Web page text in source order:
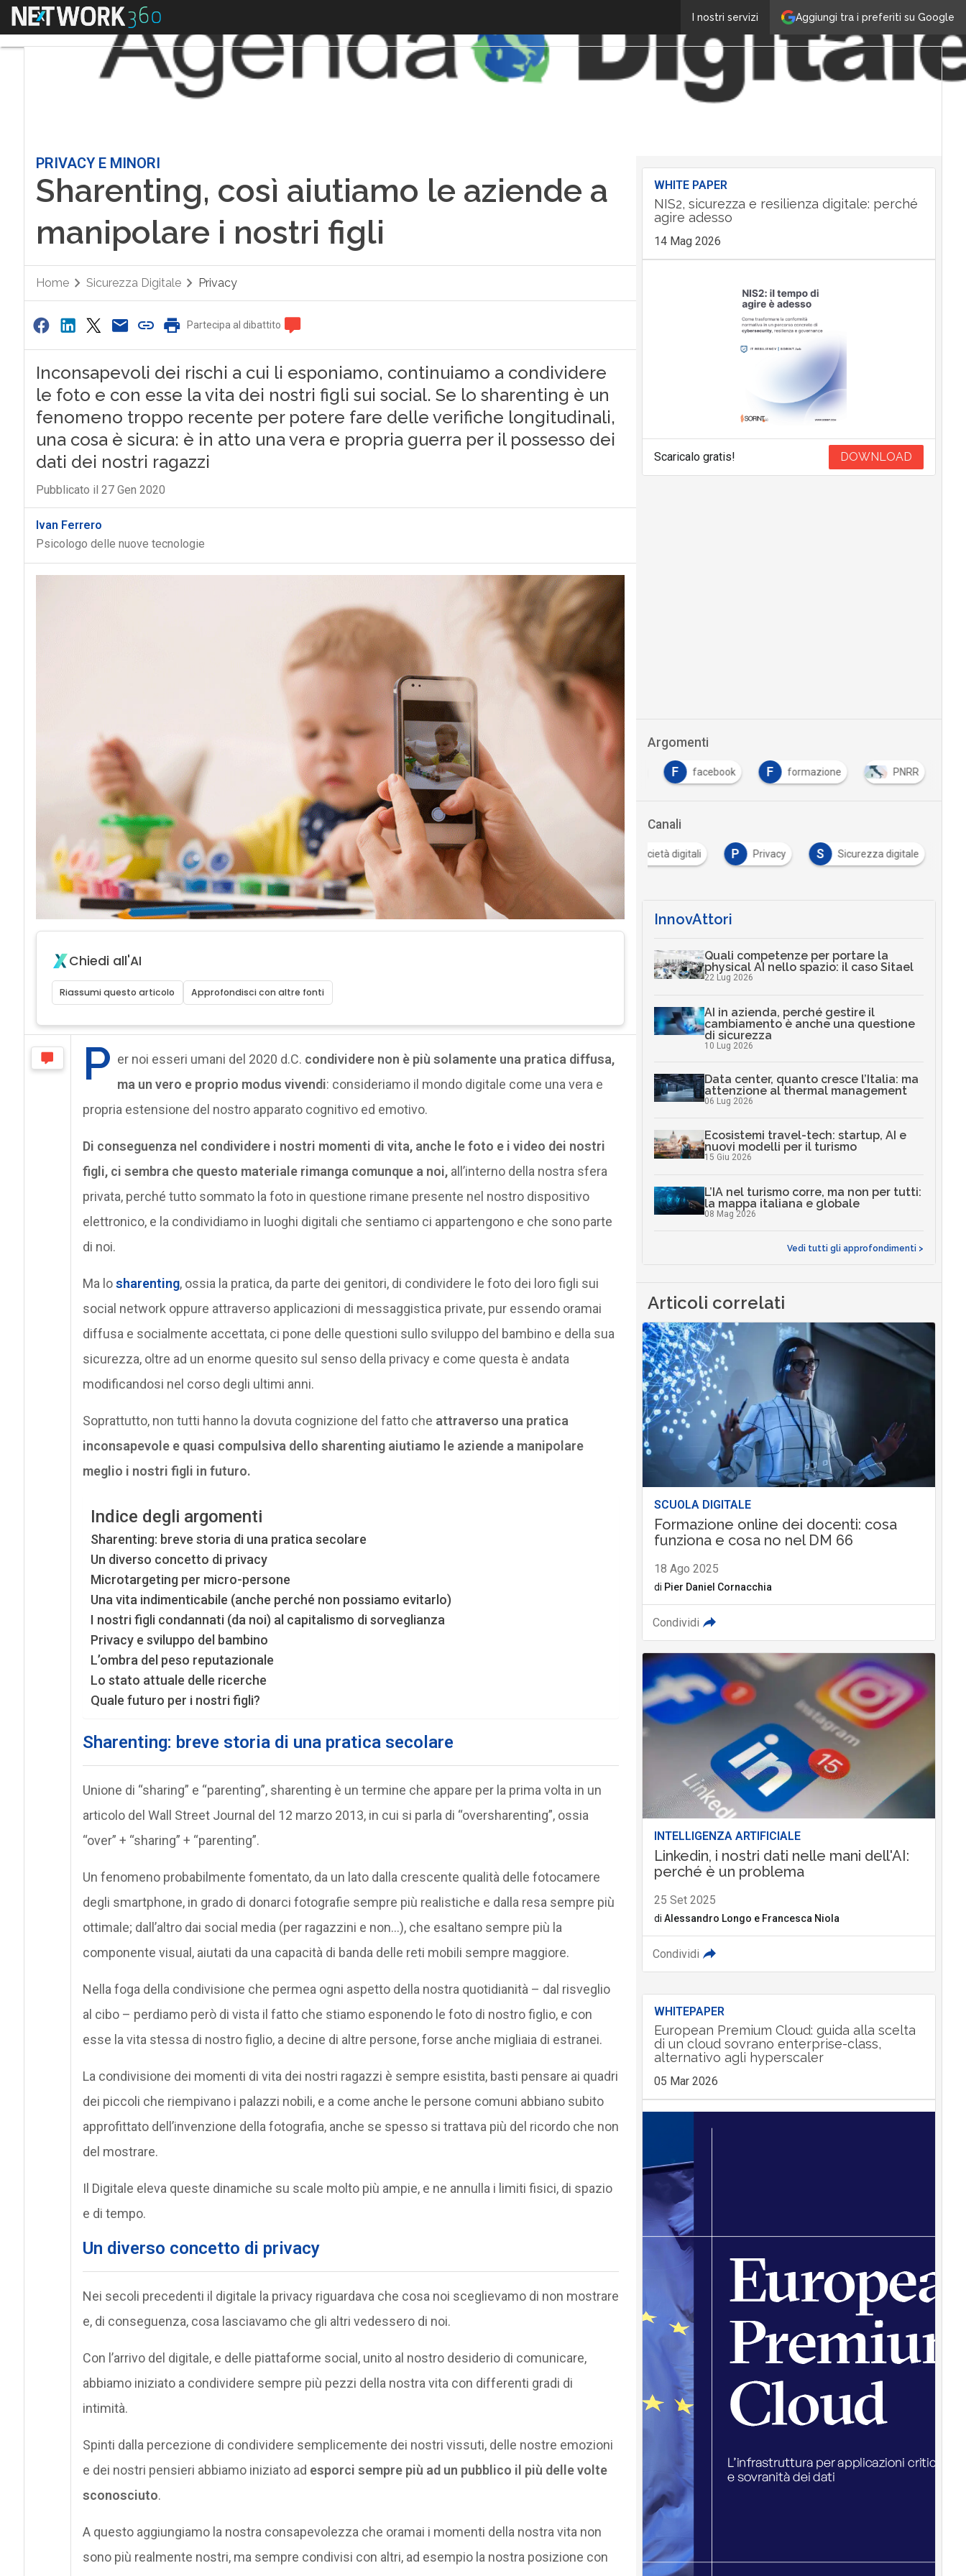
Aggiungi tra i preferiti su Google
I nostri servizi
Menu
PRIVACY E MINORI
Sharenting, così aiutiamo le aziende a
manipolare i nostri figli
Home Sicurezza Digitale Privacy
Partecipa al dibattito
Inconsapevoli dei rischi a cui li esponiamo, continuiamo a condividere
le foto e con esse la vita dei nostri figli sui social. Se lo sharenting è un
fenomeno troppo recente per potere fare delle verifiche longitudinali,
una cosa è sicura: è in atto una vera e propria guerra per il possesso dei
dati dei nostri ragazzi
Pubblicato il 27 Gen 2020
Ivan Ferrero
Psicologo delle nuove tecnologie
Chiedi all'AI
Riassumi questo articolo Approfondisci con altre fonti
P er noi esseri umani del 2020 d.C. condividere non è più solamente una pratica diffusa,
ma un vero e proprio modus vivendi: consideriamo il mondo digitale come una vera e
propria estensione del nostro apparato cognitivo ed emotivo.
Di conseguenza nel condividere i nostri momenti di vita, anche le foto e i video dei nostri
figli, ci sembra che questo materiale rimanga comunque a noi,all’interno della nostra sfera
privata, perché tutto sommato la foto in questione rimane presente nel nostro dispositivo
elettronico, e la condividiamo in luoghi digitali che sentiamo ci appartengono e che sono parte
di noi.
Ma losharenting, ossia la pratica, da parte dei genitori, di condividere le foto dei loro figli sui
social network oppure attraverso applicazioni di messaggistica private, pur essendo oramai
diffusa e socialmente accettata, ci pone delle questioni sullo sviluppo del bambino e della sua
sicurezza, oltre ad un enorme quesito sul senso della privacy e come questa è andata
modificandosi nel corso degli ultimi anni.
Soprattutto, non tutti hanno la dovuta cognizione del fatto che attraverso una pratica
inconsapevole e quasi compulsiva dello sharenting aiutiamo le aziende a manipolare
meglio i nostri figli in futuro.
Indice degli argomenti
Sharenting: breve storia di una pratica secolare
Un diverso concetto di privacy
Microtargeting per micro-persone
Una vita indimenticabile (anche perché non possiamo evitarlo)
I nostri figli condannati (da noi) al capitalismo di sorveglianza
Privacy e sviluppo del bambino
L’ombra del peso reputazionale
Lo stato attuale delle ricerche
Quale futuro per i nostri figli?
Sharenting: breve storia di una pratica secolare
Unione di “sharing” e “parenting”, sharenting è un termine che appare per la prima volta in un
articolo del Wall Street Journal del 12 marzo 2013, in cui si parla di “oversharenting”, ossia
“over” + “sharing” + “parenting”.
Un fenomeno probabilmente fomentato, da un lato dalla crescente qualità delle fotocamere
degli smartphone, in grado di donarci fotografie sempre più realistiche e dalla resa sempre più
ottimale; dall’altro dai social media (per ragazzini e non…), che esaltano sempre più la
componente visual, aiutati da una capacità di banda delle reti mobili sempre maggiore.
Nella foga della condivisione che permea ogni aspetto della nostra quotidianità – dal risveglio
al cibo – perdiamo però di vista il fatto che stiamo esponendo le foto di nostro figlio, e con
esse la vita stessa di nostro figlio, a decine di altre persone, forse anche migliaia di estranei.
La condivisione dei momenti di vita dei nostri ragazzi è sempre esistita, basti pensare ai quadri
dei piccoli che riempivano i palazzi nobili, e a come anche le persone comuni abbiano subito
approfittato dell’invenzione della fotografia, anche se spesso si trattava più del ricordo che non
del mostrare.
Il Digitale eleva queste dinamiche su scale molto più ampie, e ne annulla i limiti fisici, di spazio
e di tempo.
Un diverso concetto di privacy
Nei secoli precedenti il digitale la privacy riguardava che cosa noi sceglievamo di non mostrare
e, di conseguenza, cosa lasciavamo che gli altri vedessero di noi.
Con l’arrivo del digitale, e delle piattaforme social, unito al nostro desiderio di comunicare,
abbiamo iniziato a condividere sempre più pezzi della nostra vita con differenti gradi di
intimità.
Spinti dalla percezione di condividere semplicemente dei nostri vissuti, delle nostre emozioni
e dei nostri pensieri abbiamo iniziato ad esporci sempre più ad un pubblico il più delle volte
sconosciuto.
A questo aggiungiamo la nostra consapevolezza che oramai i momenti della nostra vita non
sono più realmente nostri, ma sempre condivisi con altri, ad esempio la nostra posizione con
WHITE PAPER
NIS2, sicurezza e resilienza digitale: perché
agire adesso
14 Mag 2026
Scaricalo gratis! DOWNLOAD
Argomenti
D dati personali F facebook F formazione PNRR
Canali
Cultura e società digitali P Privacy S Sicurezza digitale
InnovAttori
Quali competenze per portare la
physical AI nello spazio: il caso Sitael
22 Lug 2026
AI in azienda, perché gestire il
cambiamento è anche una questione
di sicurezza
10 Lug 2026
Data center, quanto cresce l’Italia: ma
attenzione al thermal management
06 Lug 2026
Ecosistemi travel-tech: startup, AI e
nuovi modelli per il turismo
15 Giu 2026
L’IA nel turismo corre, ma non per tutti:
la mappa italiana e globale
08 Mag 2026
Vedi tutti gli approfondimenti >
Articoli correlati
SCUOLA DIGITALE
Formazione online dei docenti: cosa
funziona e cosa no nel DM 66
18 Ago 2025
di Pier Daniel Cornacchia
Condividi
INTELLIGENZA ARTIFICIALE
Linkedin, i nostri dati nelle mani dell'AI:
perché è un problema
25 Set 2025
di Alessandro Longo e Francesca Niola
Condividi
WHITEPAPER
European Premium Cloud: guida alla scelta
di un cloud sovrano enterprise-class,
alternativo agli hyperscaler
05 Mar 2026